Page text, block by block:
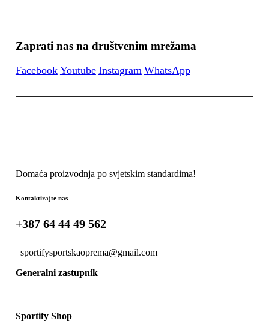
Zaprati nas na društvenim mrežama
Facebook Youtube Instagram WhatsApp
Domaća proizvodnja po svjetskim standardima!
Kontaktirajte nas
+387 64 44 49 562
sportifysportskaoprema@gmail.com
Generalni zastupnik
Sportify Shop